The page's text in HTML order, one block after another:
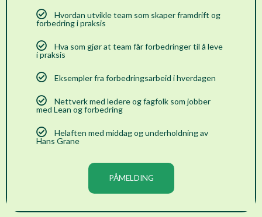
Hvordan utvikle team som skaper framdrift og
forbedring i praksis
Hva som gjør at team får forbedringer til å leve
i praksis
Eksempler fra forbedringsarbeid i hverdagen
Nettverk med ledere og fagfolk som jobber
med Lean og forbedring
Helaften med middag og underholdning av
Hans Grane
PÅMELDING